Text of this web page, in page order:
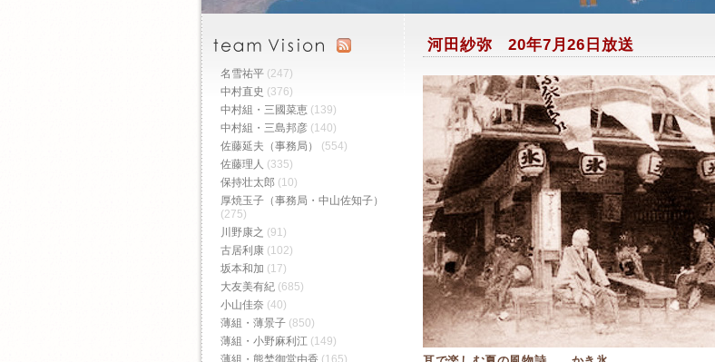
河田紗弥 20年7月26日放送
名雪祐平 (247)
中村直史 (376)
中村組・三國菜恵 (139)
中村組・三島邦彦 (140)
佐藤延夫（事務局）
(554)
佐藤理人 (335)
保持壮太郎 (10)
厚焼玉子（事務局・中山佐知子）
(275)
川野康之 (91)
古居利康 (102)
坂本和加 (17)
大友美有紀 (685)
小山佳奈 (40)
薄組・薄景子 (850)
薄組・小野麻利江 (149)
薄組・熊埜御堂由香 (165)